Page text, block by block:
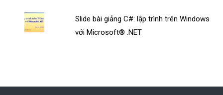
Slide bài giảng C#: lập trình trên Windows
với Microsoft® .NET